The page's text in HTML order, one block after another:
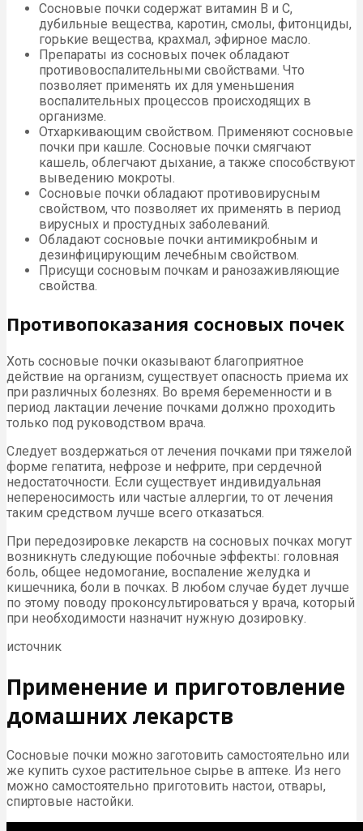
Сосновые почки содержат витамин В и С,
дубильные вещества, каротин, смолы, фитонциды,
горькие вещества, крахмал, эфирное масло.
Препараты из сосновых почек обладают
противовоспалительными свойствами. Что
позволяет применять их для уменьшения
воспалительных процессов происходящих в
организме.
Отхаркивающим свойством. Применяют сосновые
почки при кашле. Сосновые почки смягчают
кашель, облегчают дыхание, а также способствуют
выведению мокроты.
Сосновые почки обладают противовирусным
свойством, что позволяет их применять в период
вирусных и простудных заболеваний.
Обладают сосновые почки антимикробным и
дезинфицирующим лечебным свойством.
Присущи сосновым почкам и ранозаживляющие
свойства.
Противопоказания сосновых почек
Хоть сосновые почки оказывают благоприятное
действие на организм, существует опасность приема их
при различных болезнях. Во время беременности и в
период лактации лечение почками должно проходить
только под руководством врача.
Следует воздержаться от лечения почками при тяжелой
форме гепатита, нефрозе и нефрите, при сердечной
недостаточности. Если существует индивидуальная
непереносимость или частые аллергии, то от лечения
таким средством лучше всего отказаться.
При передозировке лекарств на сосновых почках могут
возникнуть следующие побочные эффекты: головная
боль, общее недомогание, воспаление желудка и
кишечника, боли в почках. В любом случае будет лучше
по этому поводу проконсультироваться у врача, который
при необходимости назначит нужную дозировку.
источник
Применение и приготовление
домашних лекарств
Сосновые почки можно заготовить самостоятельно или
же купить сухое растительное сырье в аптеке. Из него
можно самостоятельно приготовить настои, отвары,
спиртовые настойки.